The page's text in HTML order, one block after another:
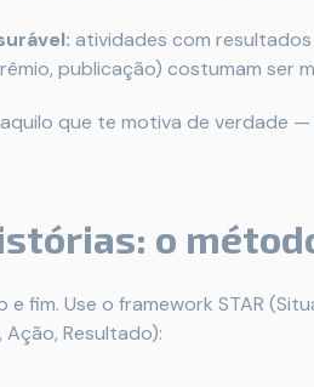
atividades com
publicação) costumam ser
que te motiva de verdade
o método
fim. Use o framework STAR
Resultado):